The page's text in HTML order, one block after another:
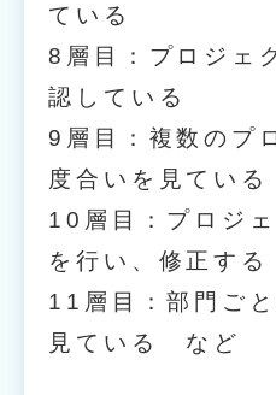
ている
8層目：プロジェ
認している
9層目：複数のプ
度合いを見ている
10層目：プロジ
を行い、修正する
11層目：部門ご
見ている など